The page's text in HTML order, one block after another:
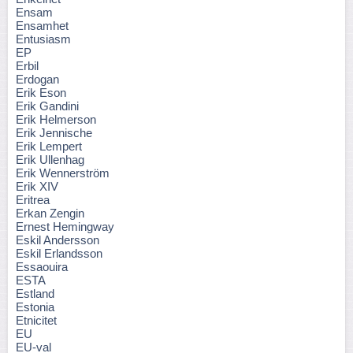
Ensam
Ensamhet
Entusiasm
EP
Erbil
Erdogan
Erik Eson
Erik Gandini
Erik Helmerson
Erik Jennische
Erik Lempert
Erik Ullenhag
Erik Wennerström
Erik XIV
Eritrea
Erkan Zengin
Ernest Hemingway
Eskil Andersson
Eskil Erlandsson
Essaouira
ESTA
Estland
Estonia
Etnicitet
EU
EU-val